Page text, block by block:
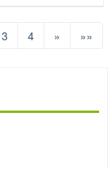
gọi là đền Hạ
Tam (Sở dĩ gọi
3 4 » »»